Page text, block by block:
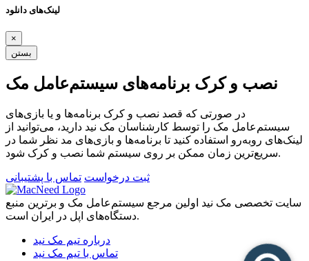
لینک‌های دانلود
×
بستن
نصب و کرک برنامه‌های سیستم‌عامل مک
در صورتی که قصد نصب و کرک برنامه‌ها و یا بازی‌های
سیستم‌عامل مک را توسط کارشناسان مک نید دارید، می‌توانید از
لینک‌های رو‌به‌رو استفاده کنید تا برنامه‌ها و بازی‌های مد نظر شما در
سریع‌ترین زمان ممکن بر روی سیستم شما نصب و کرک شود.
ثبت درخواست تماس با پشتیبانی
سایت تخصصی مک نید اولین مرجع سیستم‌عامل مک و برترین منبع
دستگاه‌های اپل در ایران است.
درباره تیم مک نید
تماس با تیم مک نید